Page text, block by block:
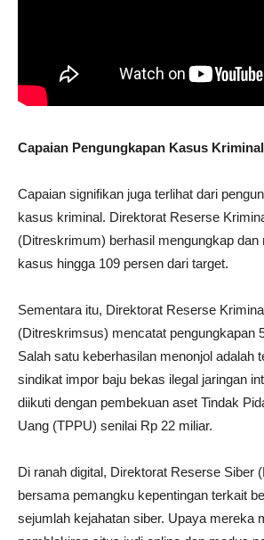
Capaian Pengungkapan Kasus Kriminal
Capaian signifikan juga terlihat dari
kasus kriminal. Direktorat Reserse
(Ditreskrimum) berhasil mengungkap dan
kasus hingga 109 persen dari target.
Sementara itu, Direktorat Reserse
(Ditreskrimsus) mencatat pengungkapan
Salah satu keberhasilan menonjol adalah
sindikat impor baju bekas ilegal jaringan
diikuti dengan pembekuan aset Tindak
Uang (TPPU) senilai Rp 22 miliar.
Di ranah digital, Direktorat Reserse Siber
bersama pemangku kepentingan terkait
sejumlah kejahatan siber. Upaya mereka